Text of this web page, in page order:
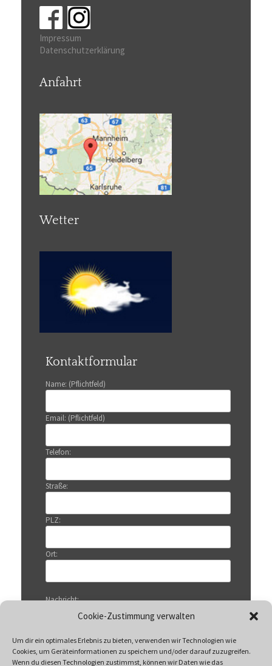
Cookie-Zustimmung verwalten
Um dir ein optimales Erlebnis zu bieten, verwenden wir Technologien wie
Cookies, um Geräteinformationen zu speichern und/oder darauf zuzugreifen.
Wenn du diesen Technologien zustimmst, können wir Daten wie das
Impressum
Datenschutzerklärung
Anfahrt
Wetter
Kontaktformular
Name: (Pflichtfeld)
Email: (Pflichtfeld)
Telefon:
Straße:
PLZ:
Ort:
Nachricht: